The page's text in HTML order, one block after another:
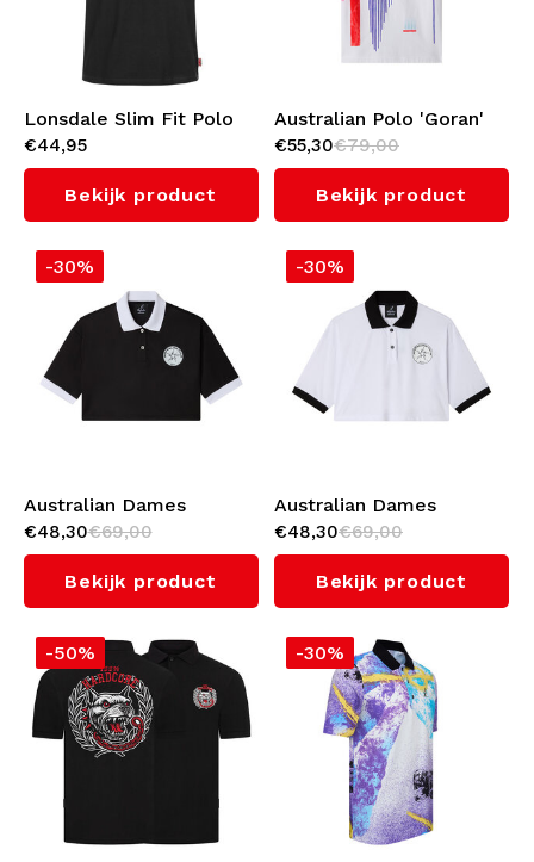
Kabeltruien
Zwemkleding
Lonsdale Slim Fit Polo
'Lion' (Black/Red)
€44,95
Bekijk product
Australian Polo 'Goran'
(Bright Red)
€55,30€79,00
Bekijk product
-30%
Australian Dames
Cropped Polo
(Black/White)
€48,30€69,00
Bekijk product
-30%
Australian Dames
Cropped Polo
(White/Black)
€48,30€69,00
Bekijk product
-50% -30%